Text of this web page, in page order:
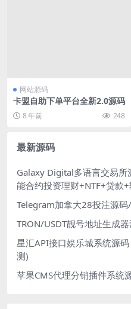
网站源码
卡盟自助下单平台全新2.0源码
8 年前 248
最新源码
Galaxy Digital多语言交易
能合约投资理财+NTF+贷款
Telegram加拿大28投注源
TRON/USDT靓号地址生成
星汇API接口娱乐城系统源
测)
苹果CMS代理分销插件系统